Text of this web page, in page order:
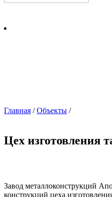
Главная /Объекты /
Цех изготовления
Завод металлоконструкций
конструкций цеха